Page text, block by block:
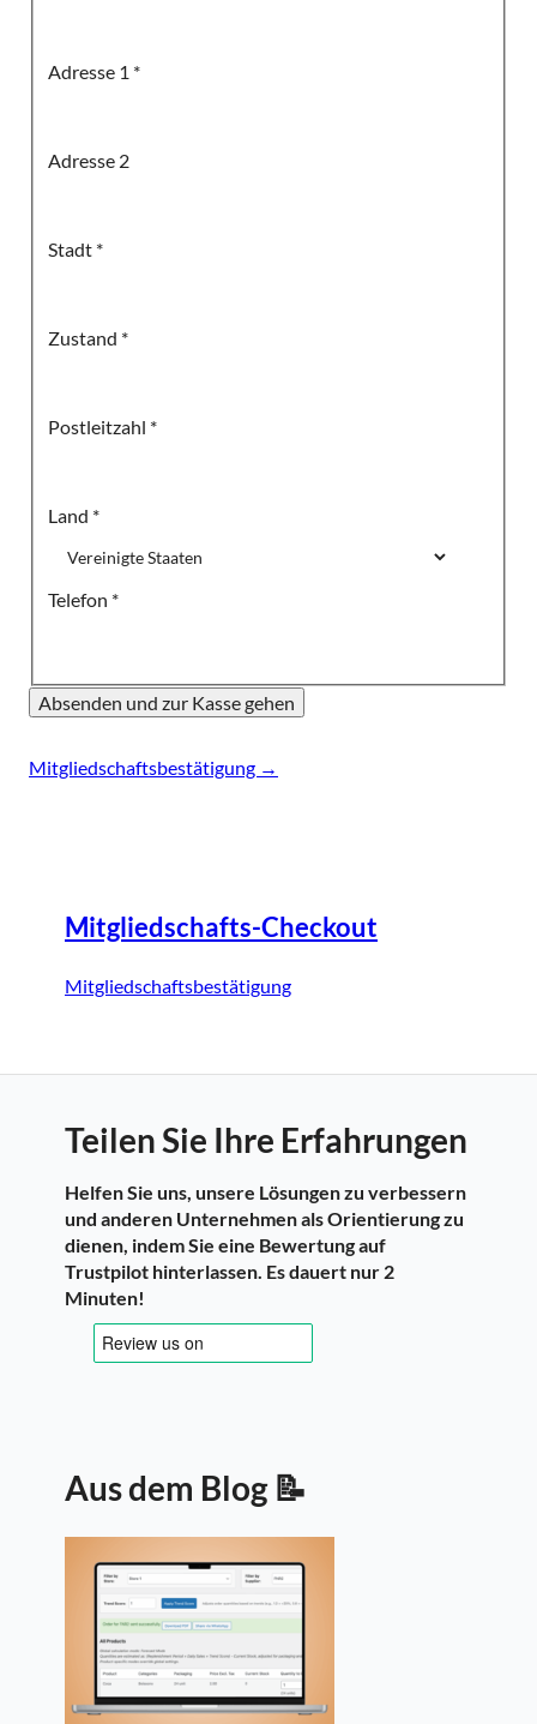
Adresse 1 *
Adresse 2
Stadt *
Zustand *
Postleitzahl *
Land *
Telefon *
Seitennavigation
Mitgliedschaftsbestätigung →
Mitgliedschafts-Checkout
Mitgliedschaftsbestätigung
Teilen Sie Ihre Erfahrungen
Helfen Sie uns, unsere Lösungen zu verbessern
und anderen Unternehmen als Orientierung zu
dienen, indem Sie eine Bewertung auf
Trustpilot hinterlassen. Es dauert nur 2
Minuten!
Aus dem Blog 📝